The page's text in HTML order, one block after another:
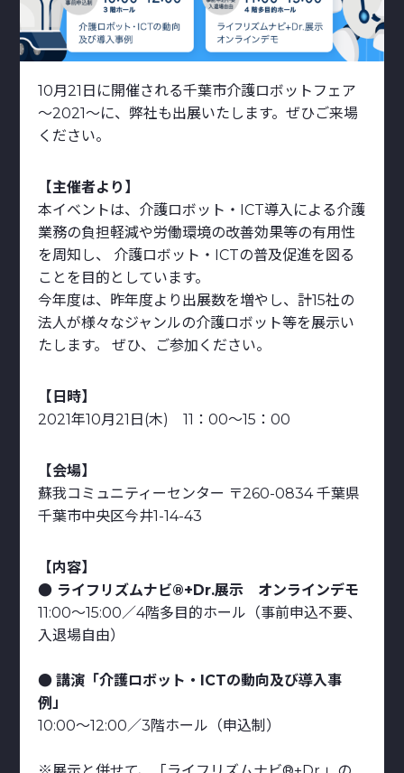
10月21日に開催される千葉市介護ロボットフェア
～2021～に、弊社も出展いたします。ぜひご来場
ください。
【主催者より】
本イベントは、介護ロボット・ICT導入による介護
業務の負担軽減や労働環境の改善効果等の有用性
を周知し、 介護ロボット・ICTの普及促進を図る
ことを目的としています。
今年度は、昨年度より出展数を増やし、計15社の
法人が様々なジャンルの介護ロボット等を展示い
たします。 ぜひ、ご参加ください。
【日時】
2021年10月21日(木) 11：00～15：00
【会場】
蘇我コミュニティーセンター 〒260-0834 千葉県
千葉市中央区今井1-14-43
【内容】
● ライフリズムナビ®+Dr.展示 オンラインデモ
11:00～15:00／4階多目的ホール（事前申込不要、
入退場自由）
● 講演「介護ロボット・ICTの動向及び導入事
例」
10:00～12:00／3階ホール（申込制）